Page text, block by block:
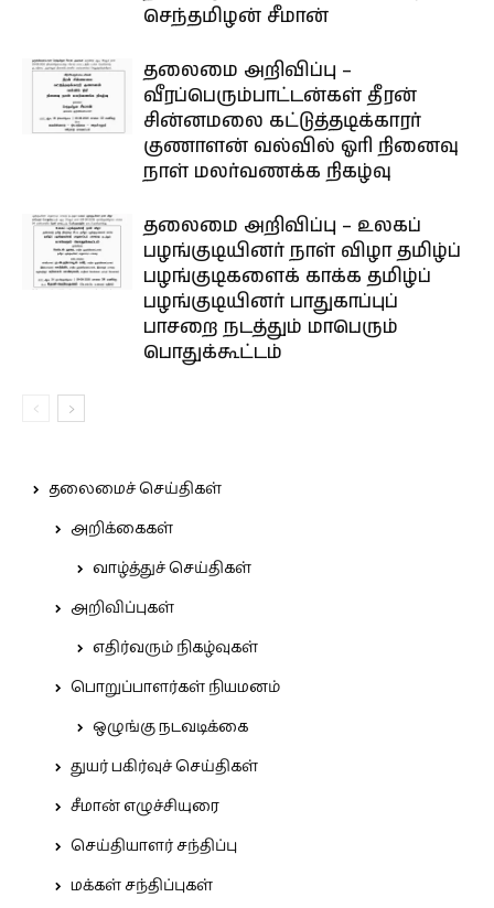
செந்தமிழன் சீமான்
தலைமை அறிவிப்பு –
வீரப்பெரும்பாட்டன்கள் தீரன்
சின்னமலை கட்டுத்தடிக்காரர்
குணாளன் வல்வில் ஓரி நினைவு
நாள் மலர்வணக்க நிகழ்வு
தலைமை அறிவிப்பு – உலகப்
பழங்குடியினர் நாள் விழா தமிழ்ப்
பழங்குடிகளைக் காக்க தமிழ்ப்
பழங்குடியினர் பாதுகாப்புப்
பாசறை நடத்தும் மாபெரும்
பொதுக்கூட்டம்
தலைமைச் செய்திகள்
அறிக்கைகள்
வாழ்த்துச் செய்திகள்
அறிவிப்புகள்
எதிர்வரும் நிகழ்வுகள்
பொறுப்பாளர்கள் நியமனம்
ஒழுங்கு நடவடிக்கை
துயர் பகிர்வுச் செய்திகள்
சீமான் எழுச்சியுரை
செய்தியாளர் சந்திப்பு
மக்கள் சந்திப்புகள்